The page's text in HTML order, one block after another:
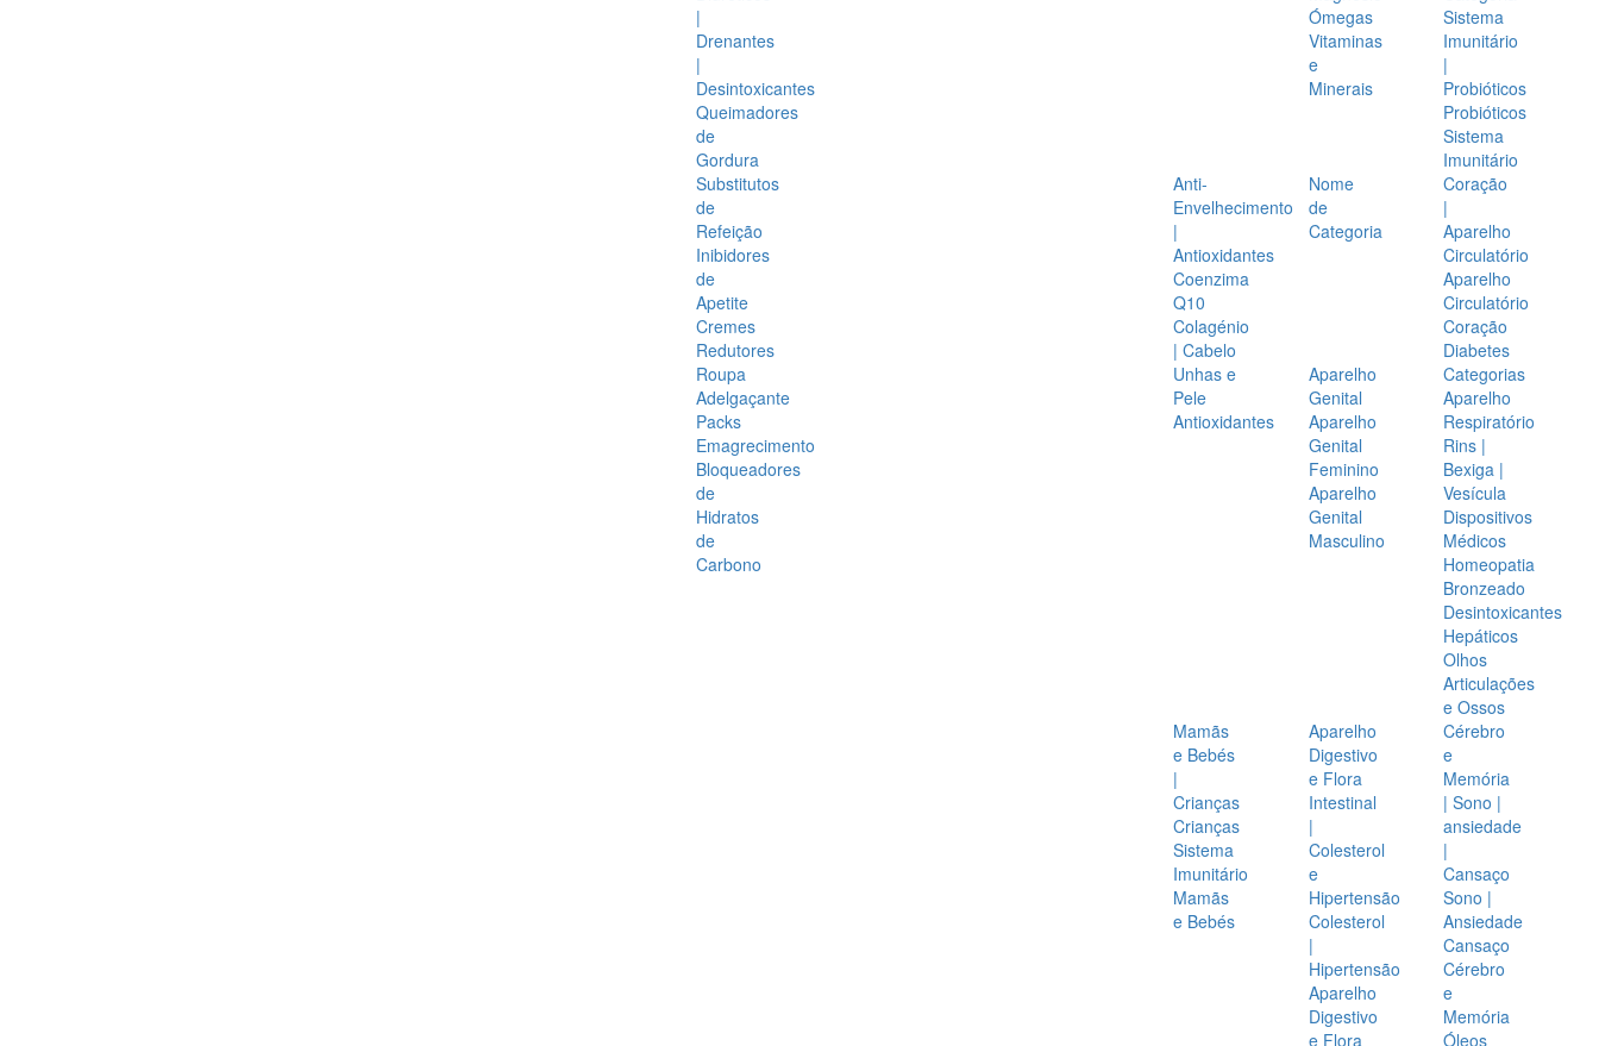
|
Drenantes
|
Desintoxicantes
Queimadores
de
Gordura
Substitutos
de
Refeição
Inibidores
de
Apetite
Cremes
Redutores
Roupa
Adelgaçante
Packs
Emagrecimento
Bloqueadores
de
Hidratos
de
Carbono
Ómegas
Vitaminas
e
Minerais
Sistema
Imunitário
|
Probióticos
Probióticos
Sistema
Imunitário
Anti-
Envelhecimento
|
Antioxidantes
Coenzima
Q10
Colagénio
| Cabelo
Unhas e
Pele
Antioxidantes
Nome
de
Categoria
Coração
|
Aparelho
Circulatório
Aparelho
Circulatório
Coração
Diabetes
Aparelho
Genital
Aparelho
Genital
Feminino
Aparelho
Genital
Masculino
Categorias
Aparelho
Respiratório
Rins |
Bexiga |
Vesícula
Dispositivos
Médicos
Homeopatia
Bronzeado
Desintoxicantes
Hepáticos
Olhos
Articulações
e Ossos
Mamãs
e Bebés
|
Crianças
Crianças
Sistema
Imunitário
Mamãs
e Bebés
Aparelho
Digestivo
e Flora
Intestinal
|
Colesterol
e
Hipertensão
Colesterol
|
Hipertensão
Aparelho
Digestivo
e Flora
Cérebro
e
Memória
| Sono |
ansiedade
|
Cansaço
Sono |
Ansiedade
Cansaço
Cérebro
e
Memória
Óleos